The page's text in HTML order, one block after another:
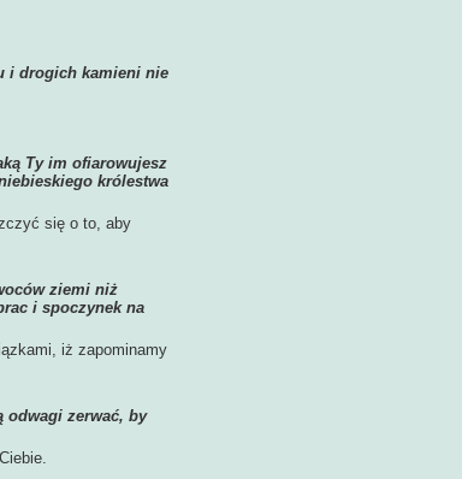
i drogich kamieni nie
Ty im ofiarowujesz
królestwa
się o to, aby
ziemi niż
i spoczynek na
iż zapominamy
odwagi zerwać, by